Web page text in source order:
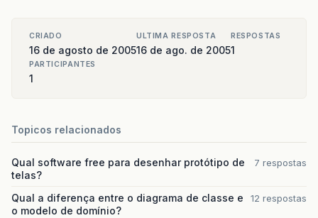
CRIADO
16 de agosto de 2005
ULTIMA RESPOSTA
16 de ago. de 2005
RESPOSTAS
1
PARTICIPANTES
1
Topicos relacionados
Qual software free para desenhar protótipo de
telas?
7 respostas
Qual a diferença entre o diagrama de classe e
o modelo de domínio?
12 respostas